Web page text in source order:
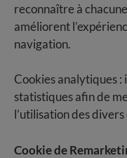
reconnaître à
améliorent
navigation.
Cookies analytiques
statistiques afin de
l’utilisation des
Cookie de